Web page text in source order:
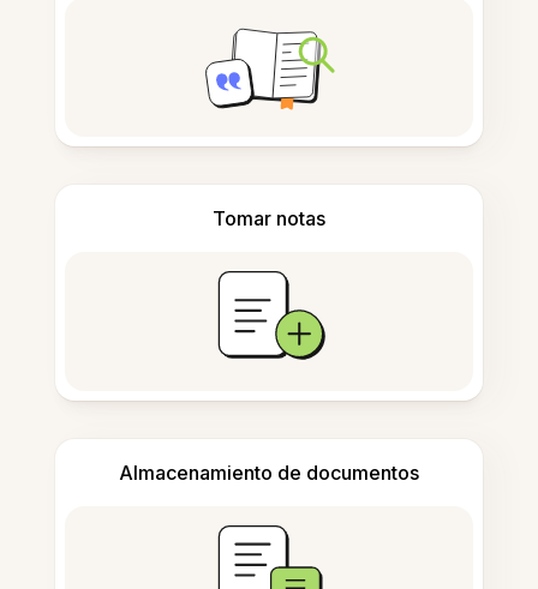
Tomar notas
Almacenamiento de documentos